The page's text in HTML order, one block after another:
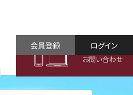
お問い合わせ
ログイン
会員登録